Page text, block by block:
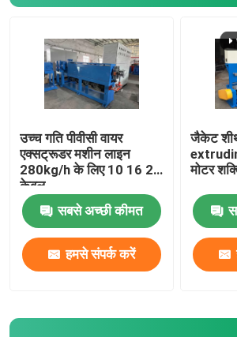
केबल क्रॉस हेड
उच्च गति पीवीसी वायर
एक्सट्रूडर मशीन लाइन
280kg/h के लिए 10 16 25
केबल
सबसे अच्छी कीमत
हमसे संपर्क करें
जैकेट
मोटर